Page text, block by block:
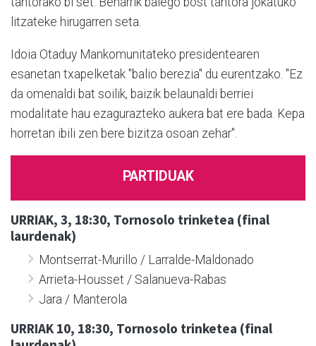
litzateke hirugarren seta.
Idoia Otaduy Mankomunitateko presidentearen
esanetan txapelketak "balio berezia" du eurentzako. "Ez
da omenaldi bat soilik, baizik belaunaldi berriei
modalitate hau ezagurazteko aukera bat ere bada. Kepa
horretan ibili zen bere bizitza osoan zehar".
PARTIDUAK
URRIAK, 3, 18:30, Tornosolo trinketea (final
laurdenak)
Montserrat-Murillo / Larralde-Maldonado
Arrieta-Housset / Salanueva-Rabas
Jara / Manterola
URRIAK 10, 18:30, Tornosolo trinketea (final